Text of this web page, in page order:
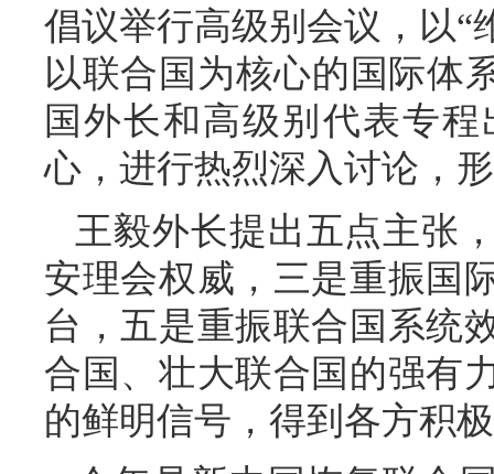
倡议举行高级别会议，以“
以联合国为核心的国际体
国外长和高级别代表专
心，进行热烈深入讨论，
王毅外长提出五点主张
安理会权威，三是重振国
台，五是重振联合国系统
合国、壮大联合国的强有
的鲜明信号，得到各方积